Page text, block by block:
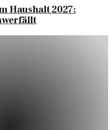
Haushalt 2027: